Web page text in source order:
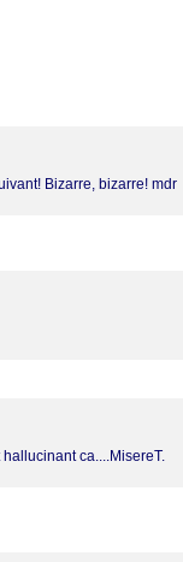
Bizarre, bizarre! mdr
ca....MisereT.